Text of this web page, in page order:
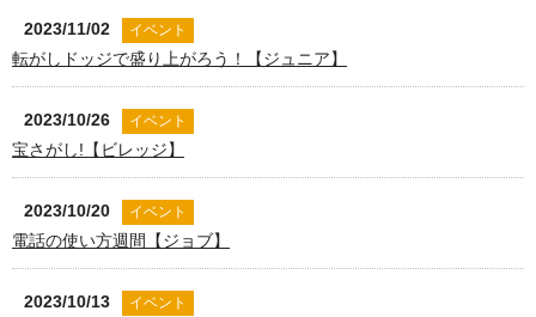
2023/11/02 イベント
転がしドッジで盛り上がろう！【ジュニア】
2023/10/26 イベント
宝さがし!【ビレッジ】
2023/10/20 イベント
電話の使い方週間【ジョブ】
2023/10/13 イベント